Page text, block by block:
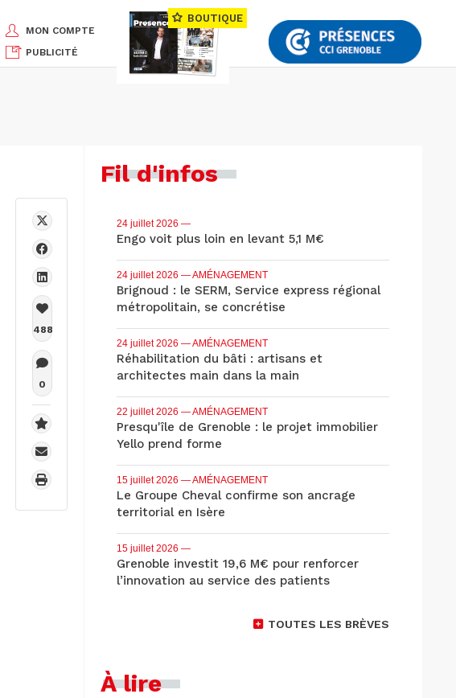
MON COMPTE
PUBLICITÉ
BOUTIQUE
488
0
Fil d'infos
24 juillet 2026 —
Engo voit plus loin en levant 5,1 M€
24 juillet 2026 — AMÉNAGEMENT
Brignoud : le SERM, Service express régional
métropolitain, se concrétise
24 juillet 2026 — AMÉNAGEMENT
Réhabilitation du bâti : artisans et
architectes main dans la main
22 juillet 2026 — AMÉNAGEMENT
Presqu'île de Grenoble : le projet immobilier
Yello prend forme
15 juillet 2026 — AMÉNAGEMENT
Le Groupe Cheval confirme son ancrage
territorial en Isère
15 juillet 2026 —
Grenoble investit 19,6 M€ pour renforcer
l’innovation au service des patients
TOUTES LES BRÈVES
À lire